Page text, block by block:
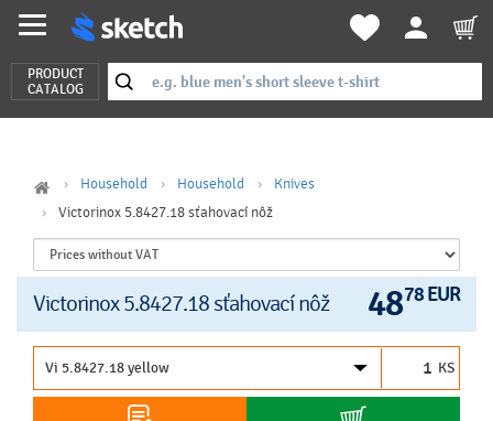
PRODUCT
CATALOG
Household Household
Knives
Victorinox 5.8427.18 sťahovací nôž
Victorinox 5.8427.18 sťahovací nôž 4878 EUR
KS